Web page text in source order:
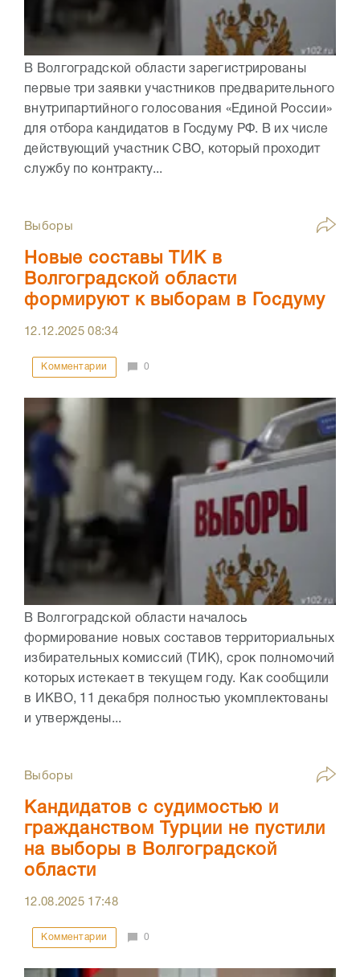
В Волгоградской области зарегистрированы
первые три заявки участников предварительного
внутрипартийного голосования «Единой России»
для отбора кандидатов в Госдуму РФ. В их числе
действующий участник СВО, который проходит
службу по контракту...
Выборы
Новые составы ТИК в
Волгоградской области
формируют к выборам в Госдуму
12.12.202508:34
Комментарии 0
В Волгоградской области началось
формирование новых составов территориальных
избирательных комиссий (ТИК), срок полномочий
которых истекает в текущем году. Как сообщили
в ИКВО, 11 декабря полностью укомплектованы
и утверждены...
Выборы
Кандидатов с судимостью и
гражданством Турции не пустили
на выборы в Волгоградской
области
12.08.2025 17:48
Комментарии 0